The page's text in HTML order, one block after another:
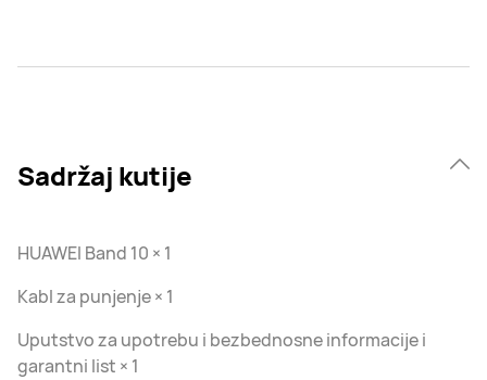
Sadržaj kutije
HUAWEI Band 10 × 1
Kabl za punjenje × 1
Uputstvo za upotrebu i bezbednosne informacije i
garantni list × 1